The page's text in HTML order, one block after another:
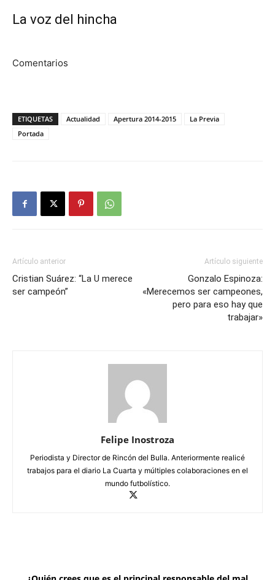
La voz del hincha
Comentarios
ETIQUETAS Actualidad Apertura 2014-2015
La Previa
Portada
Artículo anterior
Cristian Suárez: “La U merece
ser campeón”
Artículo siguiente
Gonzalo Espinoza:
«Merecemos ser campeones,
pero para eso hay que
trabajar»
Felipe Inostroza
Periodista y Director de Rincón del Bulla. Anteriormente realicé
trabajos para el diario La Cuarta y múltiples colaboraciones en el
mundo futbolístico.